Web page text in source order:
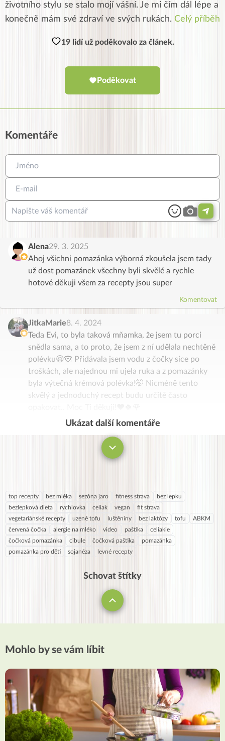
životního stylu se stalo mojí vášní. Je mi čím dál lépe a
konečně mám své zdraví ve svých rukách. Celý příběh
19 lidí už poděkovalo za článek.
Poděkovat
Komentáře
Alena29. 3. 2025
Ahoj všichni pomazánka výborná zkoušela jsem tady
už dost pomazánek všechny byli skvělé a rychle
hotové děkuji všem za recepty jsou super
Komentovat
JitkaMarie8. 4. 2024
Teda Evi, to byla taková mňamka, že jsem tu porci
snědla sama, a to proto, že jsem z ní udělala nechtěně
polévku😆🙈 Přidávala jsem vodu z čočky sice po
troškách, ale najednou mi ujela ruka a z pomazánky
byla výtečná krémová polévka!🤭 Nicméně tento
skvělý a jednoduchý recept budu určitě často
Ukázat další komentáře
top recepty bez mléka sezóna jaro fitness strava
bez lepku
bezlepková dieta
rychlovka celiak vegan
fit strava
vegetariánské recepty
uzené tofu luštěniny bez laktózy tofu
ABKM
červená čočka
alergie na mléko video paštika
celiakie
čočková pomazánka
cibule čočková paštika
pomazánka
pomazánka pro děti
sojanéza levné recepty
Schovat štítky
Mohlo by se vám líbit